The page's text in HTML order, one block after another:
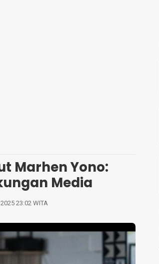
Marhen Yono:
Media
23:02 WITA